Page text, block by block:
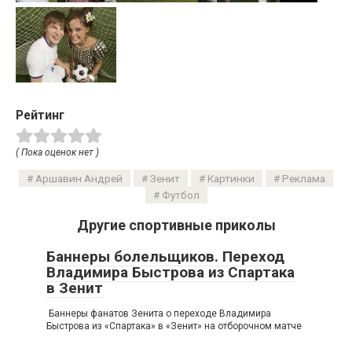
Рейтинг
( Пока оценок нет )
Аршавин Андрей Зенит Картинки
Реклама
Футбол
Другие спортивные приколы
Баннеры болельщиков. Переход
Владимира Быстрова из Спартака
в Зенит
Баннеры фанатов Зенита о переходе Владимира
Быстрова из «Спартака» в «Зенит» на отборочном матче